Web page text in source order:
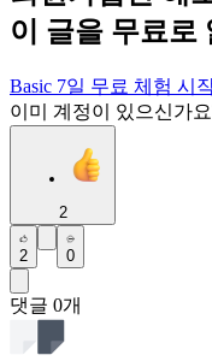
이 글을 무료로
Basic 7일 무료 체험 시
이미 계정이 있으신가
2
2 0
댓글 0개